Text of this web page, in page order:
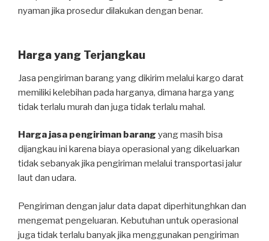
nyaman jika prosedur dilakukan dengan benar.
Harga yang Terjangkau
Jasa pengiriman barang yang dikirim melalui kargo darat
memiliki kelebihan pada harganya, dimana harga yang
tidak terlalu murah dan juga tidak terlalu mahal.
Harga jasa pengiriman barang yang masih bisa
dijangkau ini karena biaya operasional yang dikeluarkan
tidak sebanyak jika pengiriman melalui transportasi jalur
laut dan udara.
Pengiriman dengan jalur data dapat diperhitunghkan dan
mengemat pengeluaran. Kebutuhan untuk operasional
juga tidak terlalu banyak jika menggunakan pengiriman